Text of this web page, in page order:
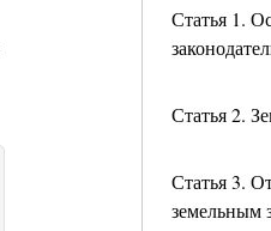
Статья 1.
Статья 2.
Статья 3.
земельным